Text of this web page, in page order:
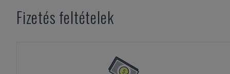
Fizetés feltételek